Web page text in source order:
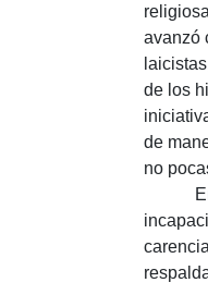
avanzó
de los
de
no